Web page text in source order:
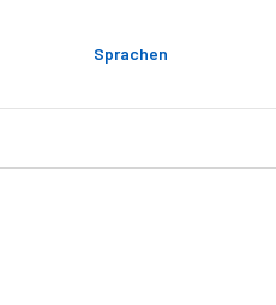
Sprachen